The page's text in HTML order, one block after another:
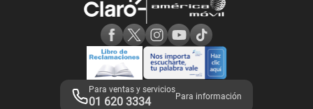
Adquirientes iPhone 6, 6S y SE
Mensaje de Seguridad
Términos y Condiciones de Tienda Claro
Libro de Reclamaciones
Legales de marketplace
Para ventas y servicios
01 620 3334 Para información